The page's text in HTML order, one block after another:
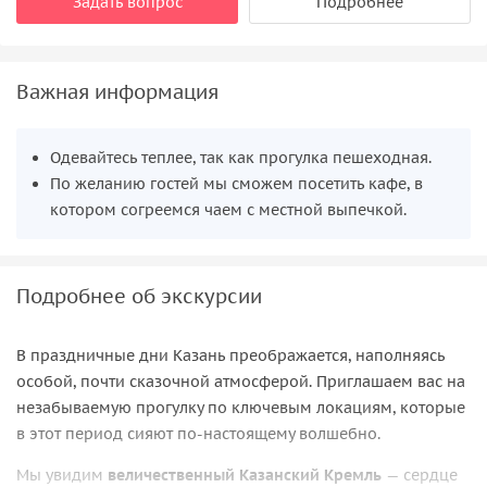
Важная информация
Одевайтесь теплее, так как прогулка пешеходная.
По желанию гостей мы сможем посетить кафе, в
котором согреемся чаем с местной выпечкой.
Подробнее об экскурсии
В праздничные дни Казань преображается, наполняясь
особой, почти сказочной атмосферой. Приглашаем вас на
незабываемую прогулку по ключевым локациям, которые
в этот период сияют по-настоящему волшебно.
Мы увидим величественный Казанский Кремль — сердце